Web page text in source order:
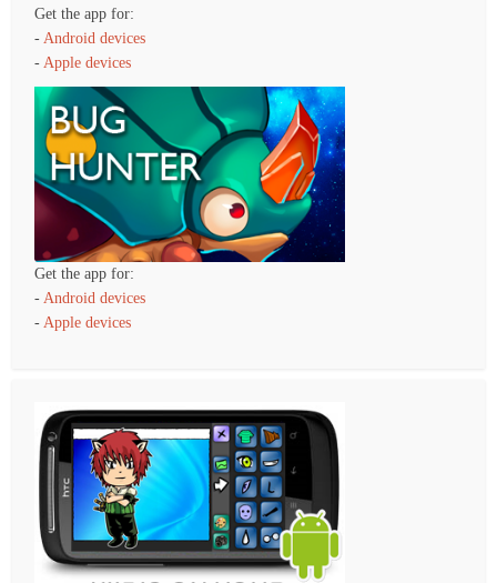
Get the app for:
-Android devices
-Apple devices
Get the app for:
- Android devices
- Apple devices